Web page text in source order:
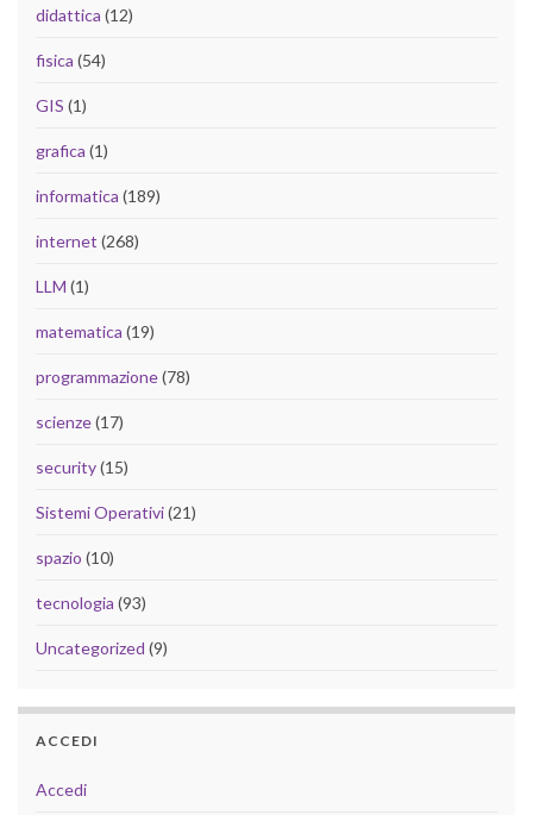
didattica (12)
fisica (54)
GIS (1)
grafica (1)
informatica (189)
internet (268)
LLM (1)
matematica (19)
programmazione(78)
scienze(17)
security(15)
Sistemi Operativi(21)
spazio (10)
tecnologia (93)
Uncategorized (9)
ACCEDI
Accedi